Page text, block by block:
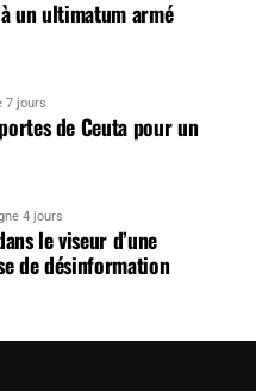
un ultimatum armé
7 jours
de Ceuta pour un
4 jours
le viseur d’une
de désinformation